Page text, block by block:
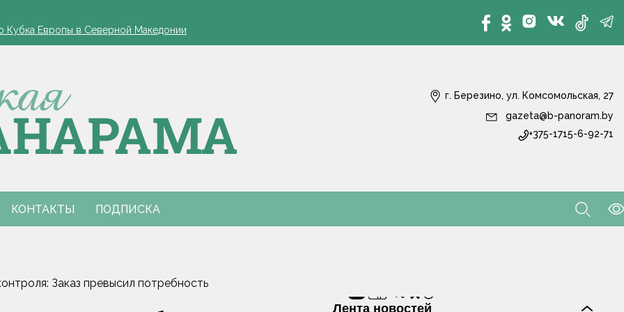
6 августа повреждены кровли 773 жилых домов
Кубка Европы в Северной Македонии
доме в Минске
в следующем году собирать урожай ведрами
в фабрику урожая
6 августа повреждены кровли 773 жилых домов
Кубка Европы в Северной Македонии
доме в Минске
в следующем году собирать урожай ведрами
в фабрику урожая
г. Березино, ул. Комсомольская, 27
gazeta@b-panoram.by
+375-1715-6-92-71
КОНТАКТЫ ПОДПИСКА
Заказ превысил потребность
Лента новостей